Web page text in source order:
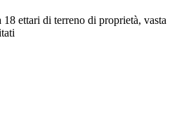
ettari di terreno di proprietà, vasta